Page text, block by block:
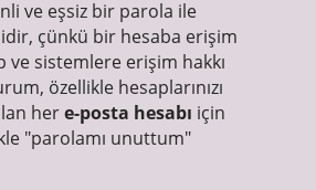
ve eşsiz bir parola ile
çünkü bir hesaba erişim
ve sistemlere erişim hakkı
özellikle hesaplarınızı
here-posta hesabı için
"parolamı unuttum"